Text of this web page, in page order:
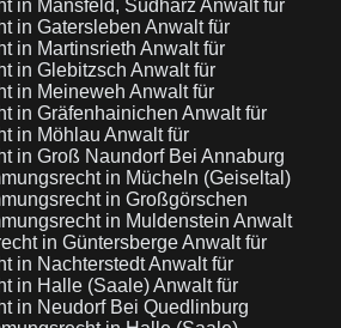
in Mansfeld, Südharz Anwalt für
in Gatersleben Anwalt für
in Martinsrieth Anwalt für
in Glebitzsch Anwalt für
in Meineweh Anwalt für
in Gräfenhainichen Anwalt für
in Möhlau Anwalt für
in Groß Naundorf Bei Annaburg
in Mücheln (Geiseltal)
in Großgörschen
in Muldenstein Anwalt
in GüntersbergeAnwalt für
in NachterstedtAnwalt für
in Halle (Saale)Anwalt für
in Neudorf Bei Quedlinburg